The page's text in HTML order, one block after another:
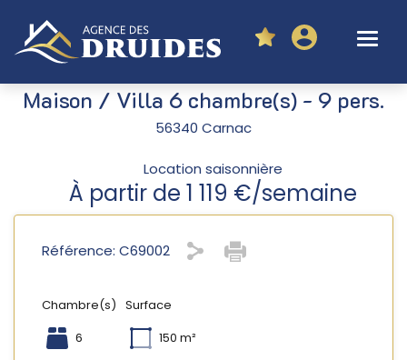
Maison / Villa 6 chambre(s) - 9 pers.
56340 Carnac
Location saisonnière
À partir de 1 119 €/semaine
Référence: C69002
Chambre(s)
6
Surface
150 m²